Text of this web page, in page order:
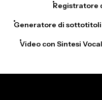
Registratore
Generatore di sottotitoli
Video con Sintesi